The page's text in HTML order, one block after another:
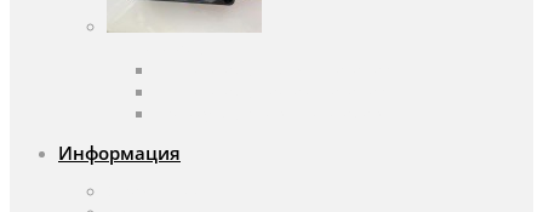
Информация